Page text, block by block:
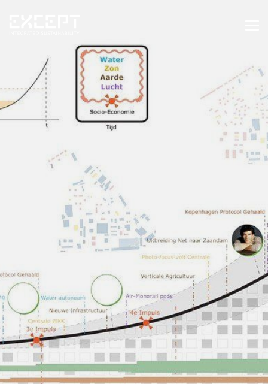
DIENSTEN
DIENSTEN OVERZICHT
GEBOUWDE & NATUURLIJKE
OMGEVING
ORGANISATIES & INDUSTRIE
TRAININGEN & WORKSHOPS
PROJECTEN
OVER ONS
ONZE AANPAK
WERKEN BIJ EXCEPT
NIEUWS & EVENEMENTEN
ONS TEAM
ENGLISH CONTACT